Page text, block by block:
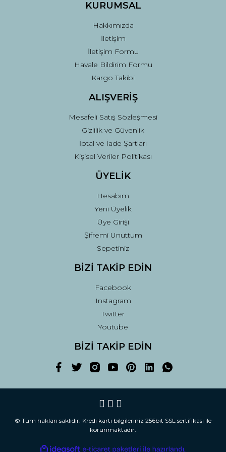
Ürün fiyatı diğer sitelerden daha pahalı.
Gönder
KURUMSAL
Hakkımızda
İletişim
İletişim Formu
Havale Bildirim Formu
Kargo Takibi
ALIŞVERİŞ
Mesafeli Satış Sözleşmesi
Gizlilik ve Güvenlik
İptal ve İade Şartları
Kişisel Veriler Politikası
ÜYELİK
Hesabım
Yeni Üyelik
Üye Girişi
Şifremi Unuttum
Sepetiniz
BİZİ TAKİP EDİN
Facebook
Instagram
Twitter
Youtube
BİZİ TAKİP EDİN
© Tüm hakları saklıdır. Kredi kartı bilgileriniz 256bit SSL sertifikası ile
korunmaktadır.
ideasoft e-